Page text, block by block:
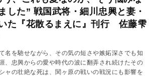
した” 戦国武将・細川忠興と妻・
た『花散るまえに』刊行 佐藤雫
名を馳せながら、その気の短さや嫉妬深さでも知
、忠興からの愛や時代の波に翻弄され続けたその
ャの壮絶な死は、関ヶ原の戦いの戦況にも影響を